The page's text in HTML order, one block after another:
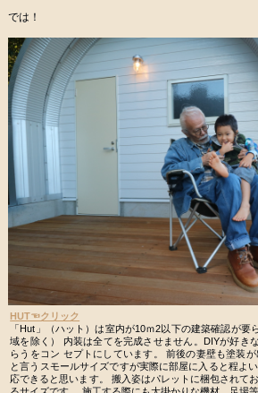
では！
HUT☜クリック
「Hut」（ハット）は室内が10ｍ2以下の建築確認が要
域を除く） 内装は全てを完成させません。DIYが好き
らうをコン セプトにしています。 前後の妻壁も塗装
と言うスモールサイズですが実際に部屋に入ると程よ
応できると思います。 搬入姿はパレットに梱包されて